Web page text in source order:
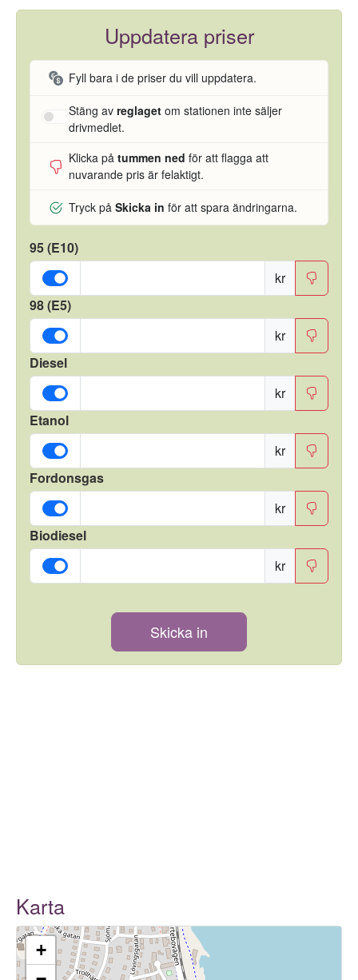
Uppdatera priser
Fyll bara i de priser du vill uppdatera.
Stäng av reglaget om stationen inte säljer
drivmedlet.
Klicka på tummen ned för att flagga att
nuvarande pris är felaktigt.
Tryck på Skicka in för att spara ändringarna.
95 (E10)
kr
98 (E5)
kr
Diesel
kr
Etanol
kr
Fordonsgas
kr
Biodiesel
kr
Skicka in
Karta
+